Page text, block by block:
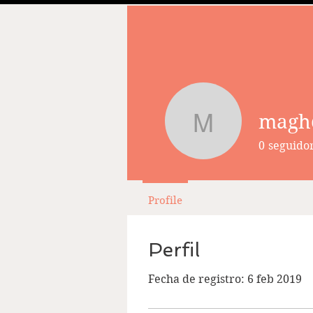
Perfil
Fecha de registro: 6 feb 2019
0
Profile